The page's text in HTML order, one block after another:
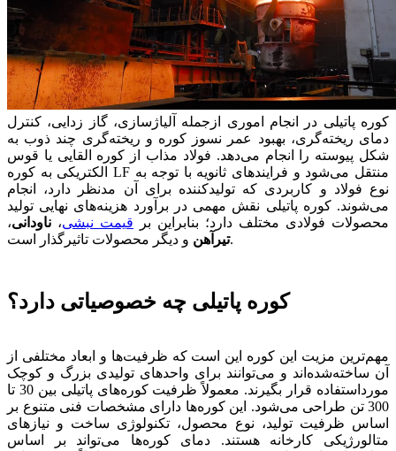
کوره پاتیلی در انجام اموری ازجمله آلیاژسازی، گاز زدایی، کنترل
دمای ریخته‌گری، بهبود عمر نسوز کوره و ریخته‌گری چند ذوب به
شکل پیوسته را انجام می‌دهد. فولاد مذاب از کوره القایی یا قوس
الکتریکی به کوره LF منتقل می‌شود و فرایندهای ثانویه با توجه به
نوع فولاد و کاربردی که تولیدکننده برای آن مدنظر دارد، انجام
می‌شوند. کوره پاتیلی نقش مهمی در برآورد هزینه‌های نهایی تولید
محصولات فولادی مختلف دارد؛ بنابراین بر قیمت نبشی، ناودانی،
تیرآهنو دیگر محصولات تاثیرگذار است.
کوره پاتیلی چه خصوصیاتی دارد؟
مهم‌ترین مزیت این کوره این است که ظرفیت‌ها و ابعاد مختلفی از
آن ساخته‌شده‌اند و می‌توانند برای واحدهای تولیدی بزرگ و کوچک
مورداستفاده قرار بگیرند. معمولاً ظرفیت کوره‌های پاتیلی بین 30 تا
300 تن طراحی می‌شود. این کوره‌ها دارای مشخصات فنی متنوع بر
اساس ظرفیت تولید، نوع محصول، تکنولوژی ساخت و نیازهای
متالورژیکی کارخانه هستند. دمای کوره‌ها می‌تواند بر اساس